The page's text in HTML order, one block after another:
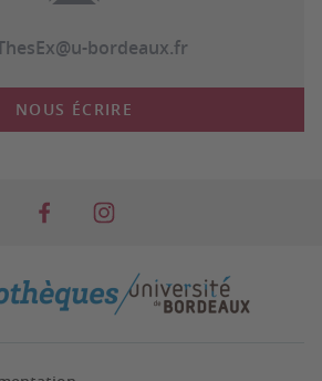
bordeaux.fr
NOUS ÉCRIRE